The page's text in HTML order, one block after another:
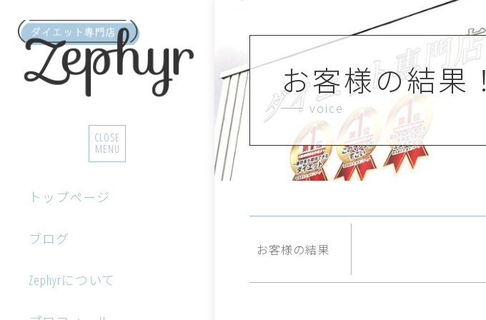
CLOSE
MENU
トップページ
ブログ
Zephyrについて
お客様の結果！
voice
お客様の結果